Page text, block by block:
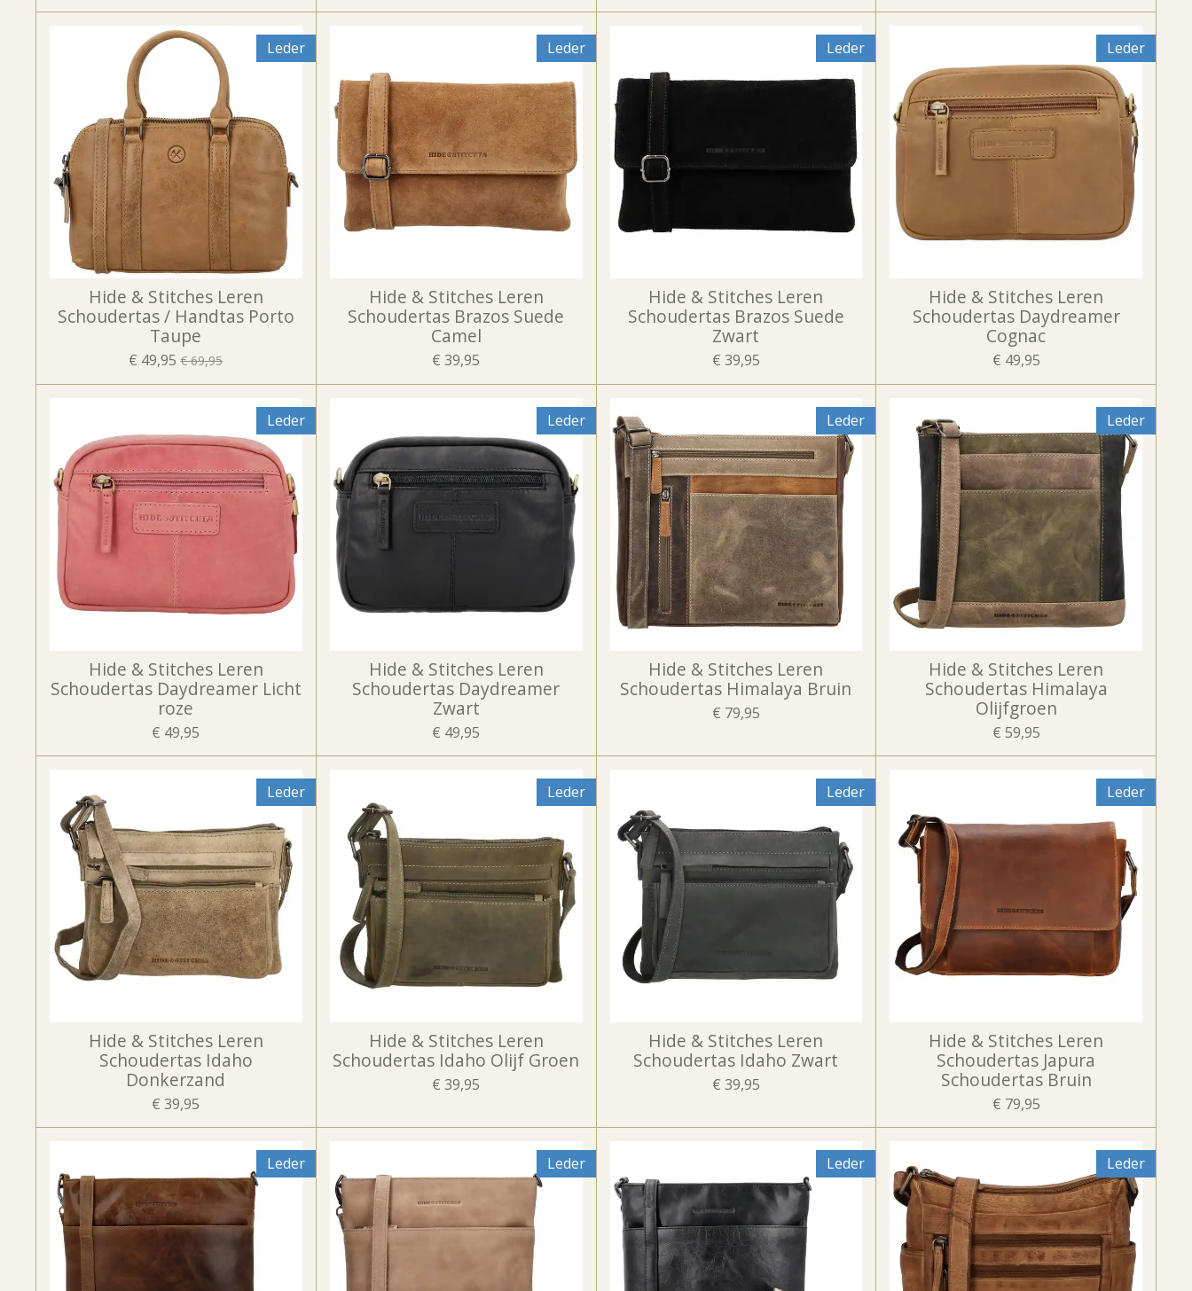
Leder
Hide & Stitches Leren
Schoudertas / Handtas Porto
Taupe
€ 49,95 € 69,95
Leder
Hide & Stitches Leren
Schoudertas Brazos Suede
Camel
€ 39,95
Leder
Hide & Stitches Leren
Schoudertas Brazos Suede
Zwart
€ 39,95
Leder
Hide & Stitches Leren
Schoudertas Daydreamer
Cognac
€ 49,95
Leder
Hide & Stitches Leren
Schoudertas Daydreamer Licht
roze
€ 49,95
Leder
Hide & Stitches Leren
Schoudertas Daydreamer
Zwart
€ 49,95
Leder
Hide & Stitches Leren
Schoudertas Himalaya Bruin
€ 79,95
Leder
Hide & Stitches Leren
Schoudertas Himalaya
Olijfgroen
€ 59,95
Leder
Hide & Stitches Leren
Schoudertas Idaho
Donkerzand
€ 39,95
Leder
Hide & Stitches Leren
Schoudertas Idaho Olijf Groen
€ 39,95
Leder
Hide & Stitches Leren
Schoudertas Idaho Zwart
€ 39,95
Leder
Hide & Stitches Leren
Schoudertas Japura
Schoudertas Bruin
€ 79,95
Leder Leder Leder Leder